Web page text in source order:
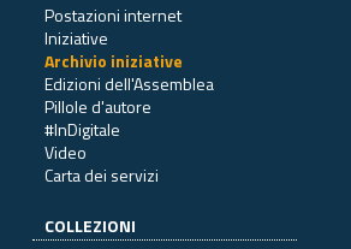
Postazioni internet
Iniziative
Archivio iniziative
Edizioni dell'Assemblea
Pillole d'autore
#InDigitale
Video
Carta dei servizi
COLLEZIONI